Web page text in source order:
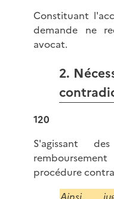
Constituant
demande ne
avocat.
2.
120
S'agissant
procédure